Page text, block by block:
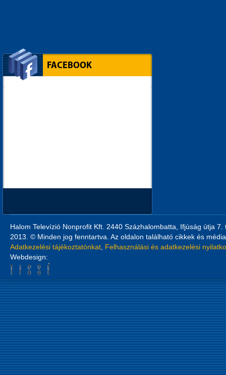
FACEBOOK
Halom Televízió Nonprofit Kft. 2440 Százhalombatta, Ifjúság útja
2013. © Minden jog fenntartva. Az oldalon található cikkek és
Adatkezelési tájékoztatónkat Felhasználási és adatkezelési
Webdesign: